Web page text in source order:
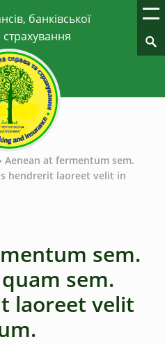
› Aenean at fermentum sem.
hendrerit laoreet velit in
sem.
sem.
laoreet velit